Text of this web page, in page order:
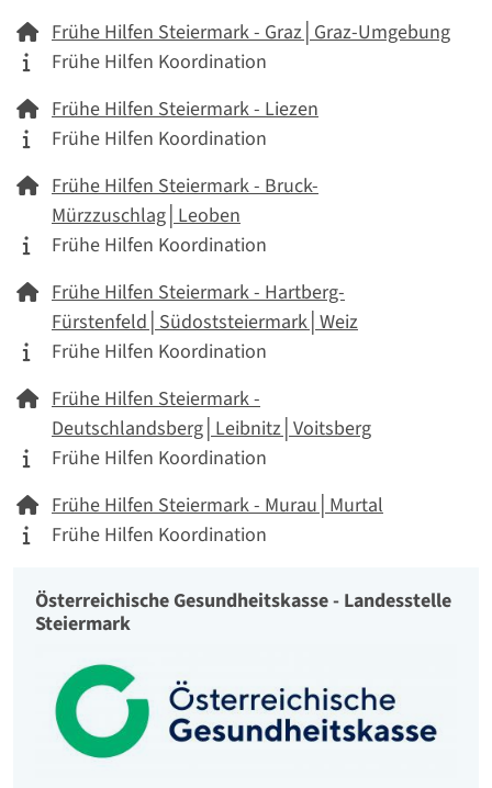
NetzwerkFrühe Hilfen Steiermark - Graz│Graz-Umgebung
Tätigkeitskategorie
Frühe Hilfen Koordination
NetzwerkFrühe Hilfen Steiermark - Liezen
Tätigkeitskategorie
Frühe Hilfen Koordination
NetzwerkFrühe Hilfen Steiermark - Bruck-
Mürzzuschlag│Leoben
Tätigkeitskategorie
Frühe Hilfen Koordination
NetzwerkFrühe Hilfen Steiermark - Hartberg-
Fürstenfeld│Südoststeiermark│Weiz
Tätigkeitskategorie
Frühe Hilfen Koordination
NetzwerkFrühe Hilfen Steiermark -
Deutschlandsberg│Leibnitz│Voitsberg
Tätigkeitskategorie
Frühe Hilfen Koordination
NetzwerkFrühe Hilfen Steiermark - Murau│Murtal
Tätigkeitskategorie
Frühe Hilfen Koordination
Organisation
Österreichische Gesundheitskasse - Landesstelle
Steiermark